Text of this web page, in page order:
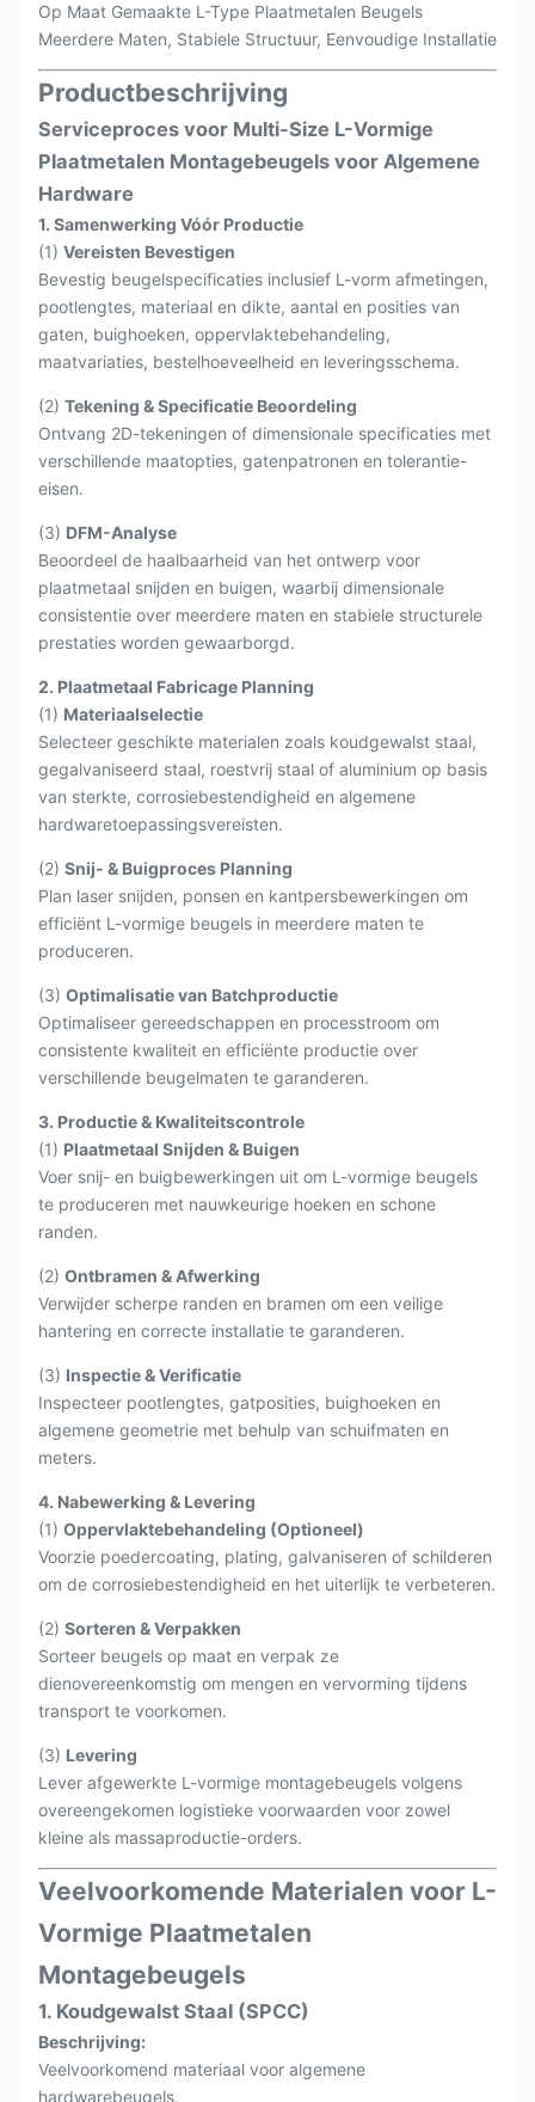
Op Maat Gemaakte L-Type Plaatmetalen Beugels
Meerdere Maten, Stabiele Structuur, Eenvoudige Installatie
Productbeschrijving
Serviceproces voor Multi-Size L-Vormige
Plaatmetalen Montagebeugels voor Algemene
Hardware
1. Samenwerking Vóór Productie
(1) Vereisten Bevestigen
Bevestig beugelspecificaties inclusief L-vorm afmetingen,
pootlengtes, materiaal en dikte, aantal en posities van
gaten, buighoeken, oppervlaktebehandeling,
maatvariaties, bestelhoeveelheid en leveringsschema.
(2) Tekening & Specificatie Beoordeling
Ontvang 2D-tekeningen of dimensionale specificaties met
verschillende maatopties, gatenpatronen en tolerantie-
eisen.
(3) DFM-Analyse
Beoordeel de haalbaarheid van het ontwerp voor
plaatmetaal snijden en buigen, waarbij dimensionale
consistentie over meerdere maten en stabiele structurele
prestaties worden gewaarborgd.
2. Plaatmetaal Fabricage Planning
(1) Materiaalselectie
Selecteer geschikte materialen zoals koudgewalst staal,
gegalvaniseerd staal, roestvrij staal of aluminium op basis
van sterkte, corrosiebestendigheid en algemene
hardwaretoepassingsvereisten.
(2) Snij- & Buigproces Planning
Plan laser snijden, ponsen en kantpersbewerkingen om
efficiënt L-vormige beugels in meerdere maten te
produceren.
(3) Optimalisatie van Batchproductie
Optimaliseer gereedschappen en processtroom om
consistente kwaliteit en efficiënte productie over
verschillende beugelmaten te garanderen.
3. Productie & Kwaliteitscontrole
(1) Plaatmetaal Snijden & Buigen
Voer snij- en buigbewerkingen uit om L-vormige beugels
te produceren met nauwkeurige hoeken en schone
randen.
(2) Ontbramen & Afwerking
Verwijder scherpe randen en bramen om een veilige
hantering en correcte installatie te garanderen.
(3) Inspectie & Verificatie
Inspecteer pootlengtes, gatposities, buighoeken en
algemene geometrie met behulp van schuifmaten en
meters.
4. Nabewerking & Levering
(1) Oppervlaktebehandeling (Optioneel)
Voorzie poedercoating, plating, galvaniseren of schilderen
om de corrosiebestendigheid en het uiterlijk te verbeteren.
(2) Sorteren & Verpakken
Sorteer beugels op maat en verpak ze
dienovereenkomstig om mengen en vervorming tijdens
transport te voorkomen.
(3) Levering
Lever afgewerkte L-vormige montagebeugels volgens
overeengekomen logistieke voorwaarden voor zowel
kleine als massaproductie-orders.
Veelvoorkomende Materialen voor L-
Vormige Plaatmetalen
Montagebeugels
1. Koudgewalst Staal (SPCC)
Beschrijving:
Veelvoorkomend materiaal voor algemene
hardwarebeugels.